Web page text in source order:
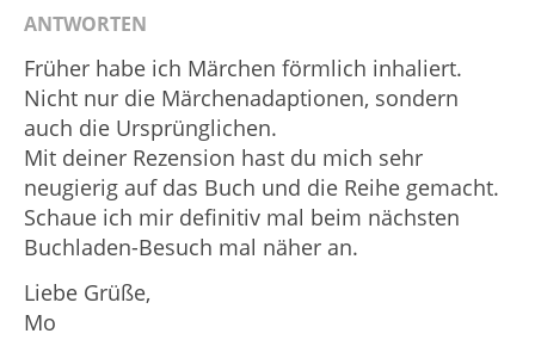
ANTWORTEN
Früher habe ich Märchen förmlich inhaliert.
Nicht nur die Märchenadaptionen, sondern
auch die Ursprünglichen.
Mit deiner Rezension hast du mich sehr
neugierig auf das Buch und die Reihe gemacht.
Schaue ich mir definitiv mal beim nächsten
Buchladen-Besuch mal näher an.
Liebe Grüße,
Mo